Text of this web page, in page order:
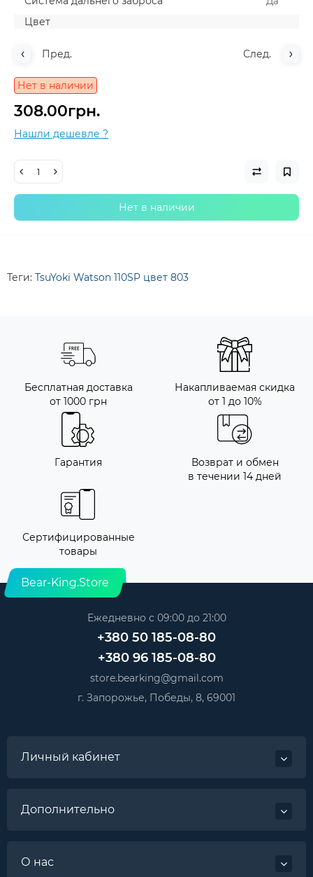
Цвет
Пред. След.
Нет в наличии
308.00грн.
Нашли дешевле ?
Нет в наличии
Теги: TsuYoki Watson 110SP цвет 803
Бесплатная доставка
от 1000 грн
Накапливаемая скидка
от 1 до 10%
Гарантия
Возврат и обмен
в течении 14 дней
Сертифицированные
товары
Bear-King.Store
Ежедневно с 09:00 до 21:00
+380 50 185-08-80
+380 96 185-08-80
store.bearking@gmail.com
г. Запорожье, Победы, 8, 69001
Личный кабинет
Дополнительно
О нас